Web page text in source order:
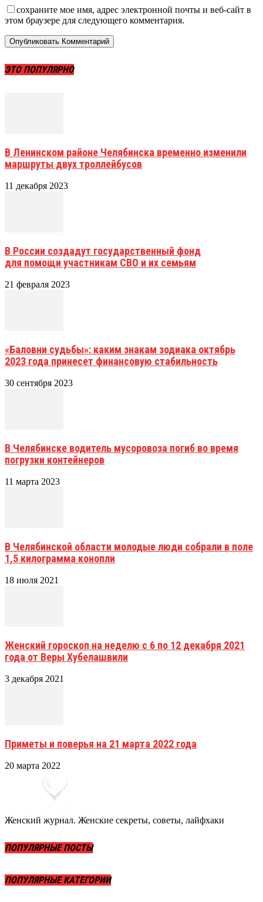
сохраните мое имя, адрес электронной почты и веб-сайт в
этом браузере для следующего комментария.
ЭТО ПОПУЛЯРНО
В Ленинском районе Челябинска временно изменили
маршруты двух троллейбусов
11 декабря 2023
В России создадут государственный фонд
для помощи участникам СВО и их семьям
21 февраля 2023
«Баловни судьбы»: каким знакам зодиака октябрь
2023 года принесет финансовую стабильность
30 сентября 2023
В Челябинске водитель мусоровоза погиб во время
погрузки контейнеров
11 марта 2023
В Челябинской области молодые люди собрали в поле
1,5 килограмма конопли
18 июля 2021
Женский гороскоп на неделю с 6 по 12 декабря 2021
года от Веры Хубелашвили
3 декабря 2021
Приметы и поверья на 21 марта 2022 года
20 марта 2022
Женский журнал. Женские секреты, советы, лайфхаки
ПОПУЛЯРНЫЕ ПОСТЫ
ПОПУЛЯРНЫЕ КАТЕГОРИИ